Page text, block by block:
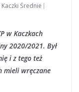
Kaczki Średnie
w Kaczkach
2020/2021. Był
i z tego też
mieli wręczane